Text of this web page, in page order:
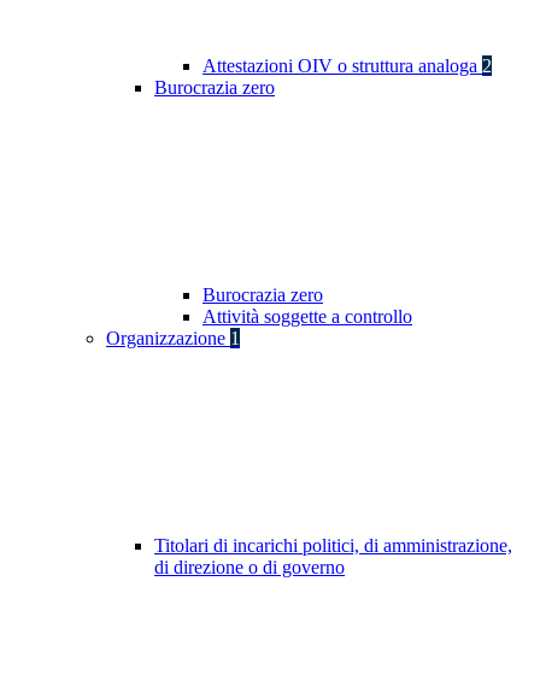
Attestazioni OIV o struttura analoga 2
Burocrazia zero
Burocrazia zero
Attività soggette a controllo
Organizzazione 1
Titolari di incarichi politici, di amministrazione,
di direzione o di governo